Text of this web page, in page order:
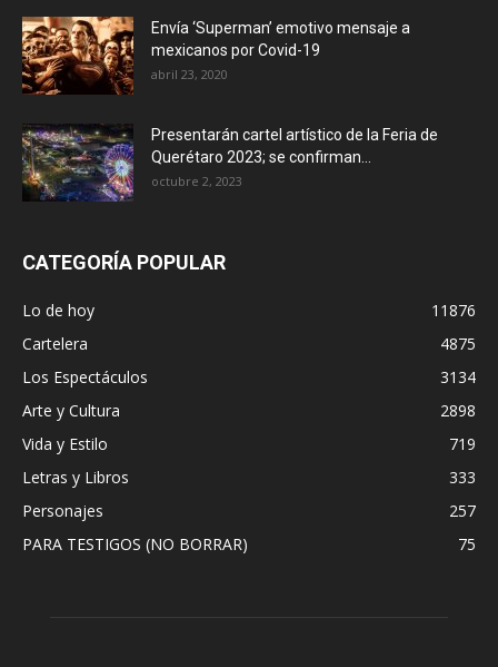
Envía ‘Superman’ emotivo mensaje a
mexicanos por Covid-19
abril 23, 2020
Presentarán cartel artístico de la Feria de
Querétaro 2023; se confirman...
octubre 2, 2023
CATEGORÍA POPULAR
Lo de hoy
11876
Cartelera
4875
Los Espectáculos
3134
Arte y Cultura
2898
Vida y Estilo
719
Letras y Libros
333
Personajes
257
PARA TESTIGOS (NO BORRAR)
75